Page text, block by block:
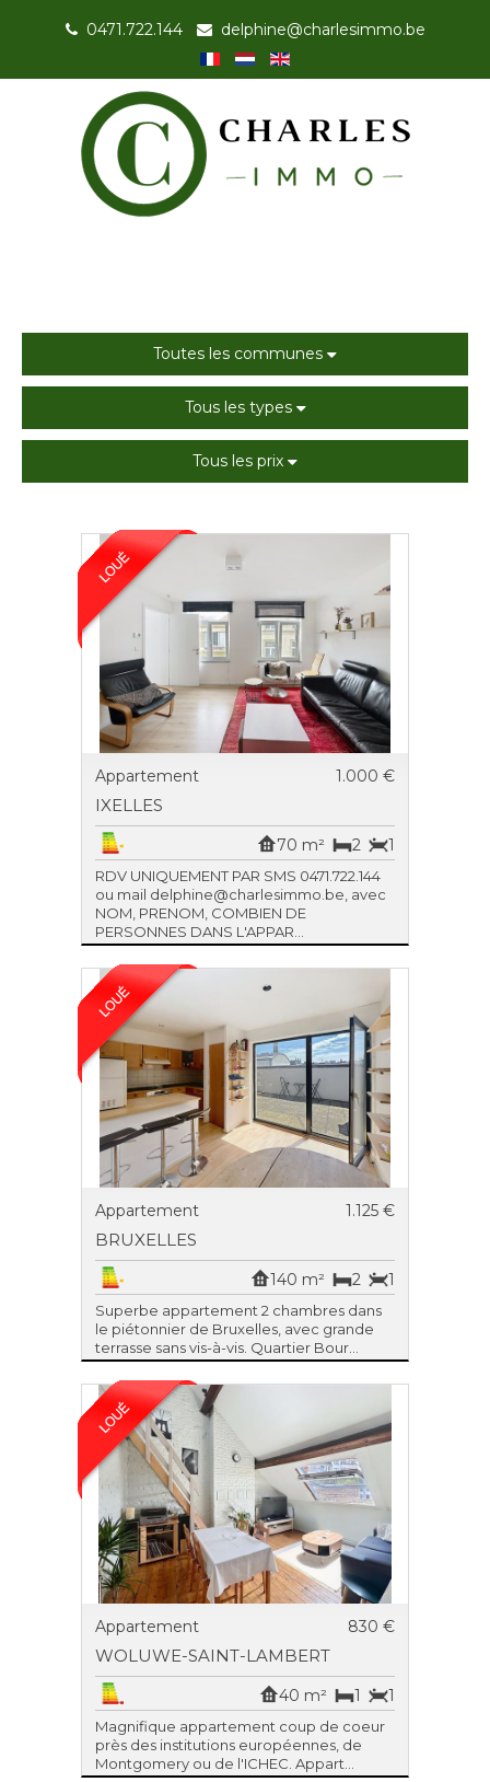
0471.722.144- delphine@charlesimmo.be
Toutes les communes
Tous les types
Tous les prix
Appartement 1.000 €
IXELLES
1
2
70 m²
RDV UNIQUEMENT PAR SMS 0471.722.144
ou mail delphine@charlesimmo.be, avec
NOM, PRENOM, COMBIEN DE
PERSONNES DANS L'APPAR...
Appartement 1.125 €
BRUXELLES
1
2
140 m²
Superbe appartement 2 chambres dans
le piétonnier de Bruxelles, avec grande
terrasse sans vis-à-vis. Quartier Bour...
Appartement 830 €
WOLUWE-SAINT-LAMBERT
1
1
40 m²
Magnifique appartement coup de coeur
près des institutions européennes, de
Montgomery ou de l'ICHEC. Appart...